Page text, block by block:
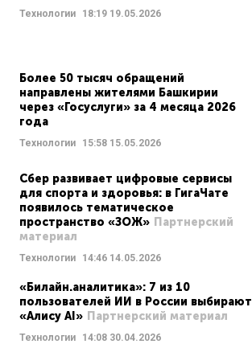
Технологии 18:19 19.05.2026
Более 50 тысяч обращений
направлены жителями Башкирии
через «Госуслуги» за 4 месяца 2026
года
Технологии 15:58 15.05.2026
Сбер развивает цифровые сервисы
для спорта и здоровья: в ГигаЧате
появилось тематическое
пространство «ЗОЖ» Партнерский
материал
Технологии 14:46 14.05.2026
«Билайн.аналитика»: 7 из 10
пользователей ИИ в России выбирают
«Алису AI» Партнерский материал
Технологии 14:08 30.04.2026